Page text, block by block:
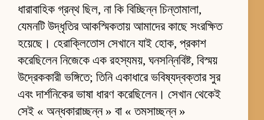
ধারাবাহিক গ্রন্থ ছিল, না কি বিচ্ছিন্ন চিন্তামালা,
যেমনটি উদ্ধৃতির আকস্মিকতায় আমাদের কাছে সংরক্ষিত
হয়েছে। হেরাক্লিতোস সেখানে যাই হোক, প্রকাশ
করেছিলেন নিজেকে এক রহস্যময়, ঘনসন্নিবিষ্ট, বিস্ময়
উদ্রেককারী ভঙ্গিতে; তিনি একাধারে ভবিষ্যদ্বক্তার সুর
এবং দার্শনিকের ভাষা ধারণ করেছিলেন। সেখান থেকেই
সেই « অন্ধকারাচ্ছন্ন » বা « তমসাচ্ছন্ন »